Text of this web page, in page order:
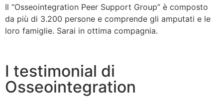
Il “Osseointegration Peer Support Group” è composto
da più di 3.200 persone e comprende gli amputati e le
loro famiglie. Sarai in ottima compagnia.
I testimonial di
Osseointegration